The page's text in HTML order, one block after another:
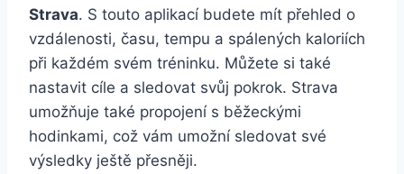
Strava. S touto aplikací budete mít přehled o
vzdálenosti, času, tempu a spálených kaloriích
při každém svém tréninku. Můžete si také
nastavit cíle a sledovat svůj pokrok. Strava
umožňuje také propojení s běžeckými
hodinkami, což vám umožní sledovat své
výsledky ještě přesněji.